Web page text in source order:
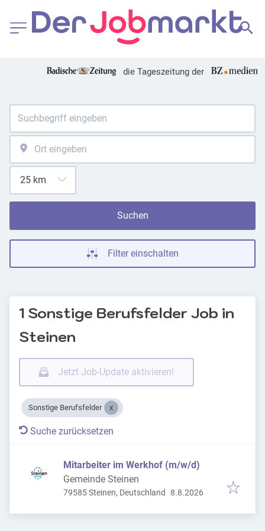
die Tageszeitung der
Suchen
Filter einschalten
1 Sonstige Berufsfelder Job in
Steinen
Jetzt Job-Update aktivieren!
Sonstige Berufsfelder
Suche zurücksetzen
Mitarbeiter im Werkhof (m/w/d)
Gemeinde Steinen
79585 Steinen, Deutschland Veröffentlicht
8.8.2026